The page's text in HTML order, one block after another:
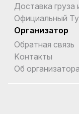
Доставка
Официальный
Организатор
Обратная связь
Kонтакты
Об